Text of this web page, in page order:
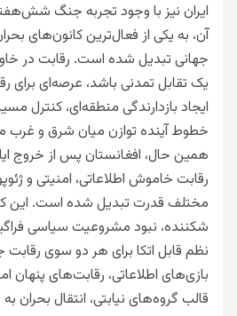
ایران نیز با وجود تجربه جنگ
آن، به یکی از فعال‌ترین کانون‌های
جهانی تبدیل شده است. رقابت در
یک تقابل تمدنی باشد، عرصه‌ای برای
ایجاد بازدارندگی منطقه‌ای، کنترل
خطوط آینده توازن میان شرق و
همین حال، افغانستان پس از خروج
رقابت خاموش اطلاعاتی، امنیتی و
مختلف قدرت تبدیل شده است. این
شکننده، نبود مشروعیت سیاسی
نظم قابل اتکا برای هر دو سوی
بازی‌های اطلاعاتی، رقابت‌های پنهان
قالب گروه‌های نیابتی، انتقال بحران